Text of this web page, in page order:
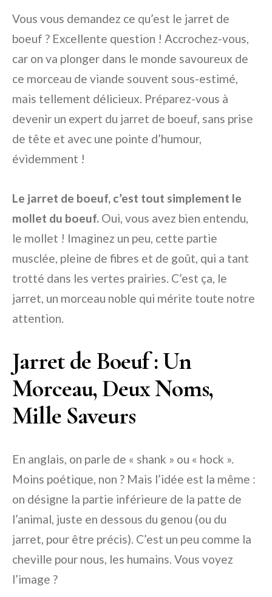
Vous vous demandez ce qu’est le jarret de
boeuf ? Excellente question ! Accrochez-vous,
car on va plonger dans le monde savoureux de
ce morceau de viande souvent sous-estimé,
mais tellement délicieux. Préparez-vous à
devenir un expert du jarret de boeuf, sans prise
de tête et avec une pointe d’humour,
évidemment !
Le jarret de boeuf, c’est tout simplement le
mollet du boeuf. Oui, vous avez bien entendu,
le mollet ! Imaginez un peu, cette partie
musclée, pleine de fibres et de goût, qui a tant
trotté dans les vertes prairies. C’est ça, le
jarret, un morceau noble qui mérite toute notre
attention.
Jarret de Boeuf : Un
Morceau, Deux Noms,
Mille Saveurs
En anglais, on parle de « shank » ou « hock ».
Moins poétique, non ? Mais l’idée est la même :
on désigne la partie inférieure de la patte de
l’animal, juste en dessous du genou (ou du
jarret, pour être précis). C’est un peu comme la
cheville pour nous, les humains. Vous voyez
l’image ?